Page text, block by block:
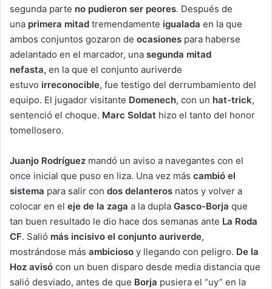
segunda parte no pudieron ser peores. Después de
una primera mitad tremendamente igualada en la que
ambos conjuntos gozaron de ocasiones para haberse
adelantado en el marcador, una segunda mitad
nefasta, en la que el conjunto auriverde
estuvo irreconocible, fue testigo del derrumbamiento del
equipo. El jugador visitante Domenech, con un hat-trick,
sentenció el choque. Marc Soldat hizo el tanto del honor
tomellosero.
Juanjo Rodríguez mandó un aviso a navegantes con el
once inicial que puso en liza. Una vez más cambió el
sistema para salir con dos delanteros natos y volver a
colocar en el eje de la zaga a la dupla Gasco-Borja que
tan buen resultado le dio hace dos semanas ante La Roda
CF. Salió más incisivo el conjunto auriverde,
mostrándose más ambicioso y llegando con peligro. De la
Hoz avisó con un buen disparo desde media distancia que
salió desviado, antes de que Borja pusiera el “uy” en la